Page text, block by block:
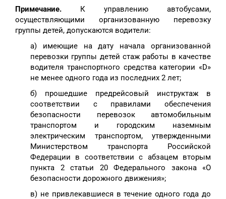
Примечание. К управлению автобусами,
осуществляющими организованную перевозку
группы детей, допускаются водители:
а) имеющие на дату начала организованной
перевозки группы детей стаж работы в качестве
водителя транспортного средства категории «D»
не менее одного года из последних 2 лет;
б) прошедшие предрейсовый инструктаж в
соответствии с правилами обеспечения
безопасности перевозок автомобильным
транспортом и городским наземным
электрическим транспортом, утвержденными
Министерством транспорта Российской
Федерации в соответствии с абзацем вторым
пункта 2 статьи 20 Федерального закона «О
безопасности дорожного движения»;
в) не привлекавшиеся в течение одного года до